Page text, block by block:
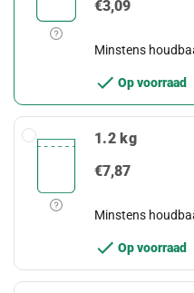
€3,09
Minstens
Op voorraad
1.2 kg
€7,87
Minstens
Op voorraad